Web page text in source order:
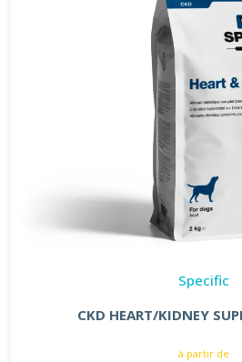
Specific
CKD HEART/KIDNEY
à partir de